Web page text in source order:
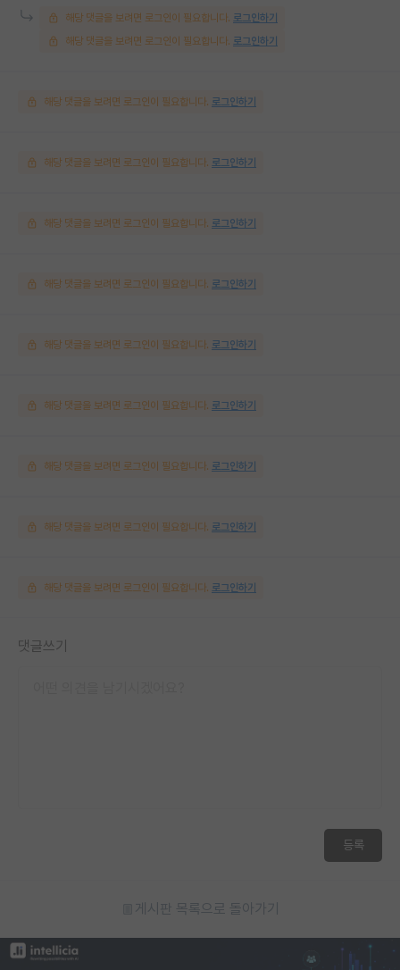
해당 댓글을 보려면 로그인이 필요합니다. 로그인하기
해당 댓글을 보려면 로그인이 필요합니다. 로그인하기
해당 댓글을 보려면 로그인이 필요합니다. 로그인하기
해당 댓글을 보려면 로그인이 필요합니다. 로그인하기
해당 댓글을 보려면 로그인이 필요합니다. 로그인하기
해당 댓글을 보려면 로그인이 필요합니다. 로그인하기
해당 댓글을 보려면 로그인이 필요합니다. 로그인하기
해당 댓글을 보려면 로그인이 필요합니다. 로그인하기
해당 댓글을 보려면 로그인이 필요합니다. 로그인하기
해당 댓글을 보려면 로그인이 필요합니다. 로그인하기
해당 댓글을 보려면 로그인이 필요합니다. 로그인하기
댓글쓰기
등록
게시판 목록으로 돌아가기